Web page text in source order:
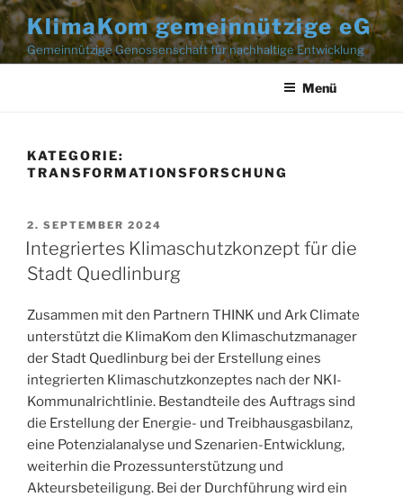
Zum
Inhalt
springen
KlimaKom gemeinnützige eG
Gemeinnützige Genossenschaft für nachhaltige Entwicklung
Menü
KATEGORIE:
TRANSFORMATIONSFORSCHUNG
2. SEPTEMBER 2024
Integriertes Klimaschutzkonzept für die
Stadt Quedlinburg
Zusammen mit den Partnern THINK und Ark Climate
unterstützt die KlimaKom den Klimaschutzmanager
der Stadt Quedlinburg bei der Erstellung eines
integrierten Klimaschutzkonzeptes nach der NKI-
Kommunalrichtlinie. Bestandteile des Auftrags sind
die Erstellung der Energie- und Treibhausgasbilanz,
eine Potenzialanalyse und Szenarien-Entwicklung,
weiterhin die Prozessunterstützung und
Akteursbeteiligung. Bei der Durchführung wird ein